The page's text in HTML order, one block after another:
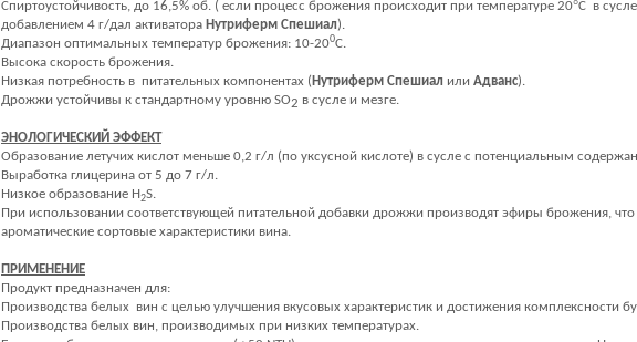
Спиртоустойчивость, до 16,5% об. ( если процесс брожения происходит при температуре 20°С в
добавлением 4 г/дал активатора Нутриферм Спешиал).
Диапазон оптимальных температур брожения: 10-200С.
Высока скорость брожения.
Низкая потребность в питательных компонентах ( Нутриферм Спешиал или Адванс).
Дрожжи устойчивы к стандартному уровню SO2 в сусле и мезге.
ЭНОЛОГИЧЕСКИЙ ЭФФЕКТ
Образование летучих кислот меньше 0,2 г/л (по уксусной кислоте) в сусле с потенциальным
Выработка глицерина от 5 до 7 г/л.
Низкое образование H2S.
При использовании соответствующей питательной добавки дрожжи производят эфиры брожения,
ароматические сортовые характеристики вина.
ПРИМЕНЕНИЕ
Продукт предназначен для:
Производства белых вин с целью улучшения вкусовых характеристик и достижения комплексности
Производства белых вин, производимых при низких температурах.